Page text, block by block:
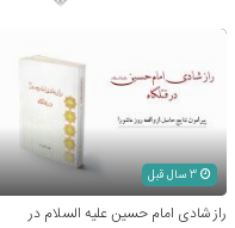
3 سال قبل
راز شادی امام حسین علیه السلام در